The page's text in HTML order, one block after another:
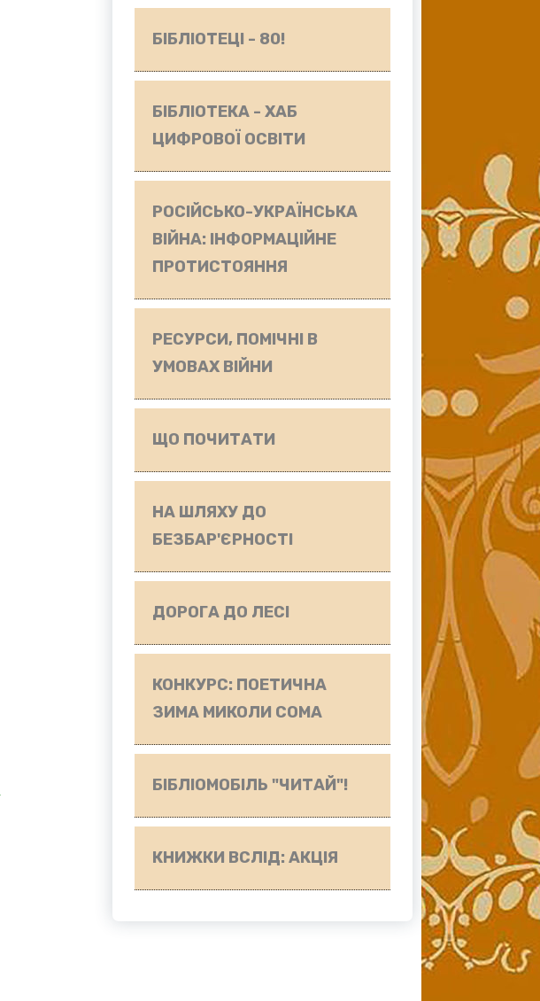
БІБЛІОТЕЦІ - 80!
БІБЛІОТЕКА - ХАБ
ЦИФРОВОЇ ОСВІТИ
РОСІЙСЬКО-УКРАЇНСЬКА
ВІЙНА: ІНФОРМАЦІЙНЕ
ПРОТИСТОЯННЯ
РЕСУРСИ, ПОМІЧНІ В
УМОВАХ ВІЙНИ
ЩО ПОЧИТАТИ
НА ШЛЯХУ ДО
БЕЗБАР'ЄРНОСТІ
ДОРОГА ДО ЛЕСІ
КОНКУРС: ПОЕТИЧНА
ЗИМА МИКОЛИ СОМА
БІБЛІОМОБІЛЬ "ЧИТАЙ"!
КНИЖКИ ВСЛІД: АКЦІЯ